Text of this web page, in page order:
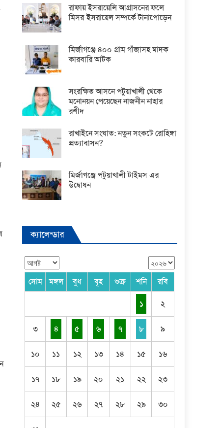
রাফায় ইসরায়েলি আগ্রাসনের ফলে
মিসর-ইসরায়েল সম্পর্কে টানাপোড়েন
মির্জাগঞ্জে ৪০০ গ্রাম গাঁজাসহ মাদক
কারবারি আটক
সংরক্ষিত আসনে পটুয়াখালী থেকে
মনোনয়ন পেয়েছেন নাজনীন নাহার
রশীদ
রাখাইনে সংঘাত: নতুন সংকটে রোহিঙ্গা
প্রত্যাবাসন?
মির্জাগঞ্জে পটুয়াখালী টাইমস এর
উদ্বোধন
ক্যালেন্ডার
সোম মঙ্গল বুধ বৃহ শুক্র শনি রবি
১ ২
৩ ৪ ৫ ৬ ৭ ৮ ৯
১০ ১১ ১২ ১৩ ১৪ ১৫ ১৬
১৭ ১৮ ১৯ ২০ ২১ ২২ ২৩
২৪ ২৫ ২৬ ২৭ ২৮ ২৯ ৩০